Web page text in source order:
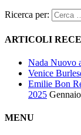
Ricerca per:
ARTICOLI
Nada Nuovo
Venice
Emilie Bon
2025
MENU